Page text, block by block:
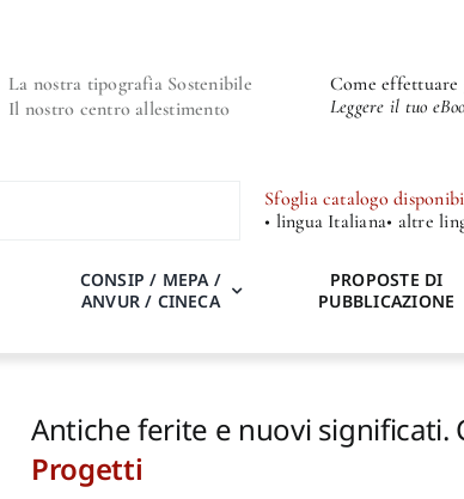
La nostra tipografia Sostenibile
Il nostro centro allestimento
Come effettuare
Leggere il tuo
Sfoglia catalogo
• lingua Italiana• altre
CONSIP / MEPA /
ANVUR / CINECA
PROPOSTE DI
PUBBLICAZIONE
Antiche ferite e nuovi significati.
Progetti